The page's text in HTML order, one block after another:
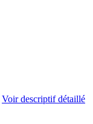
Voir descriptif détaillé